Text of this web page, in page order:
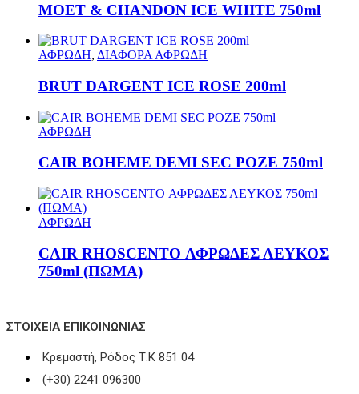
MOET & CHANDON ICE WHITE 750ml
ΑΦΡΩΔΗ, ΔΙΑΦΟΡΑ ΑΦΡΩΔΗ
BRUT DARGENT ICE ROSE 200ml
ΑΦΡΩΔΗ
CAIR BOHEME DEMI SEC ΡΟΖΕ 750ml
ΑΦΡΩΔΗ
CAIR RHOSCENTO ΑΦΡΩΔΕΣ ΛΕΥΚΟΣ
750ml (ΠΩΜΑ)
ΣΤΟΙΧΕΊΑ ΕΠΙΚΟΙΝΩΝΊΑΣ
Κρεμαστή, Ρόδος Τ.Κ 851 04
(+30) 2241 096300